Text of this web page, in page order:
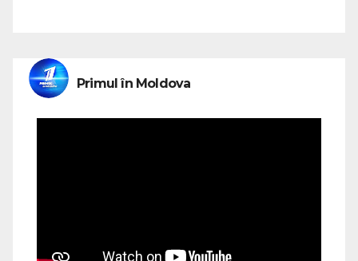
Primul în Moldova